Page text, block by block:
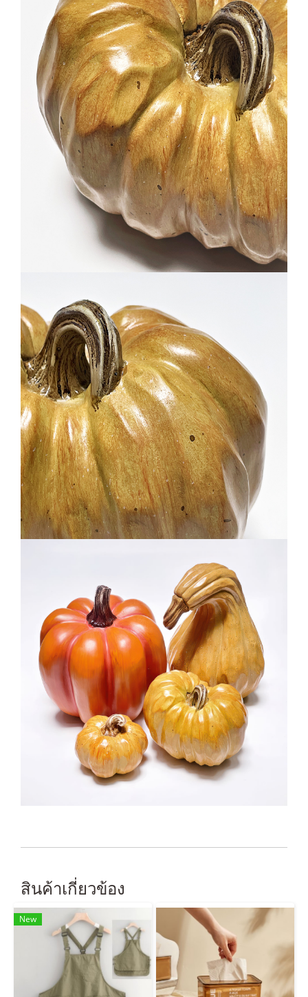
สินค้าเกี่ยวข้อง
New